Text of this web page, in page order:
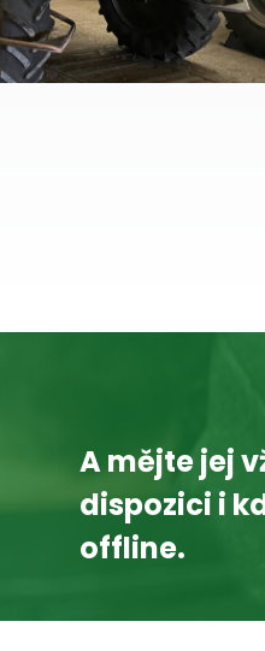
A mějte jej
dispozici i
offline.